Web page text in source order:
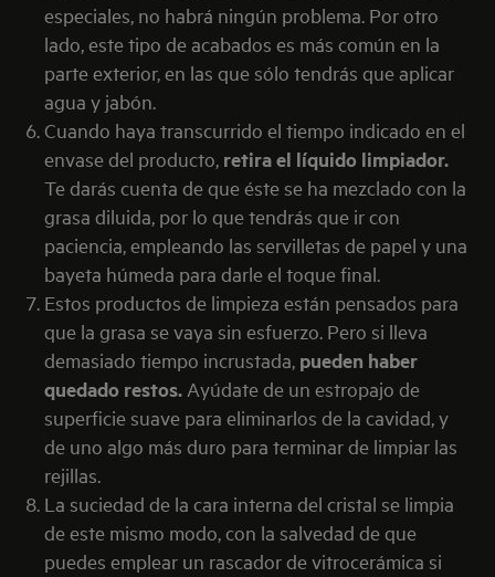
especiales, no habrá ningún problema. Por otro
lado, este tipo de acabados es más común en la
parte exterior, en las que sólo tendrás que aplicar
agua y jabón.
Cuando haya transcurrido el tiempo indicado en el
envase del producto, retira el líquido limpiador.
Te darás cuenta de que éste se ha mezclado con la
grasa diluida, por lo que tendrás que ir con
paciencia, empleando las servilletas de papel y una
bayeta húmeda para darle el toque final.
Estos productos de limpieza están pensados para
que la grasa se vaya sin esfuerzo. Pero si lleva
demasiado tiempo incrustada, pueden haber
quedado restos. Ayúdate de un estropajo de
superficie suave para eliminarlos de la cavidad, y
de uno algo más duro para terminar de limpiar las
rejillas.
La suciedad de la cara interna del cristal se limpia
de este mismo modo, con la salvedad de que
puedes emplear un rascador de vitrocerámica si